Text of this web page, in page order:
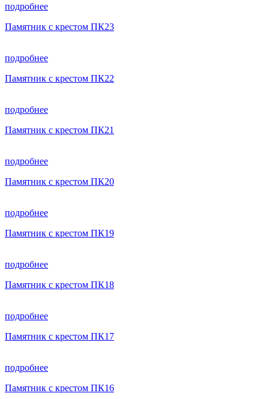
подробнее
Памятник с крестом ПК23
подробнее
Памятник с крестом ПК22
подробнее
Памятник с крестом ПК21
подробнее
Памятник с крестом ПК20
подробнее
Памятник с крестом ПК19
подробнее
Памятник с крестом ПК18
подробнее
Памятник с крестом ПК17
подробнее
Памятник с крестом ПК16